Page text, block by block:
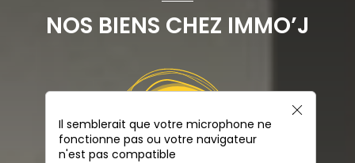
NOS BIENS CHEZ IMMO’J
Il semblerait que votre microphone ne
fonctionne pas ou votre navigateur
n'est pas compatible